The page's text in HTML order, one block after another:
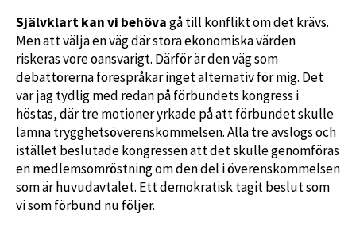
Självklart kan vi behövagå till konflikt om det krävs.
Men att välja en väg där stora ekonomiska värden
riskeras vore oansvarigt. Därför är den väg som
debattörerna förespråkar inget alternativ för mig. Det
var jag tydlig med redan på förbundets kongress i
höstas, där tre motioner yrkade på att förbundet skulle
lämna trygghetsöverenskommelsen. Alla tre avslogs och
istället beslutade kongressen att det skulle genomföras
en medlemsomröstning om den del i överenskommelsen
som är huvudavtalet. Ett demokratisk tagit beslut som
vi som förbund nu följer.